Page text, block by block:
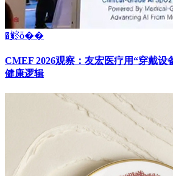
�鿴ȫ��
CMEF 2026观察：友宏医疗用“穿戴设
健康逻辑